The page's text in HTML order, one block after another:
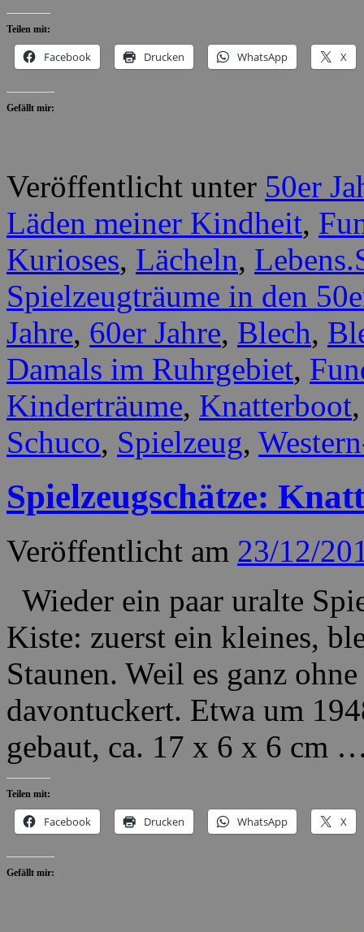
Teilen mit:
Facebook Drucken WhatsApp X
Gefällt mir:
Veröffentlicht unter 50er
Läden meiner Kindheit,
Kurioses, Lächeln,
Spielzeugträume in den
Jahre, 60er Jahre, Blech,
Damals im Ruhrgebiet,
Kinderträume, Knatterboot
Schuco, Spielzeug,
Spielzeugschätze:
Veröffentlicht am 23/12/
Wieder ein paar uralte
Kiste: zuerst ein kleines,
Staunen. Weil es ganz
davontuckert. Etwa um
gebaut, ca. 17 x 6 x 6 cm
Teilen mit:
Facebook Drucken WhatsApp X
Gefällt mir: